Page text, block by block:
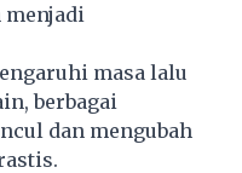
menjadi
masa lalu
berbagai
dan mengubah